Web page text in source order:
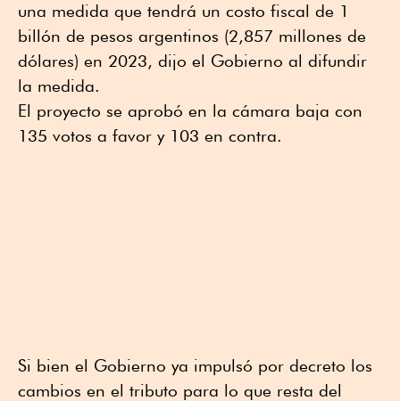
una medida que tendrá un costo fiscal de 1
billón de pesos argentinos (2,857 millones de
dólares) en 2023, dijo el Gobierno al difundir
la medida.
El proyecto se aprobó en la cámara baja con
135 votos a favor y 103 en contra.
Si bien el Gobierno ya impulsó por decreto los
cambios en el tributo para lo que resta del